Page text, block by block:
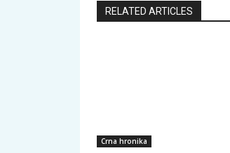
RELATED ARTICLES
Crna hronika